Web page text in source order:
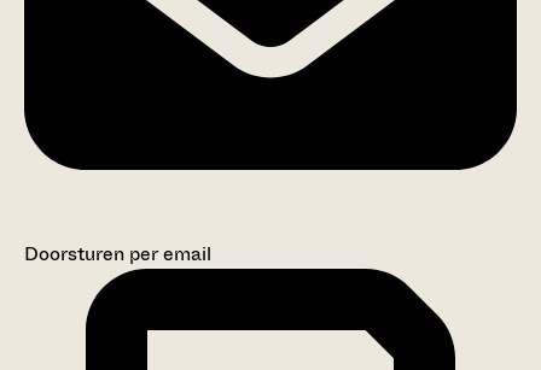
Doorsturen per email